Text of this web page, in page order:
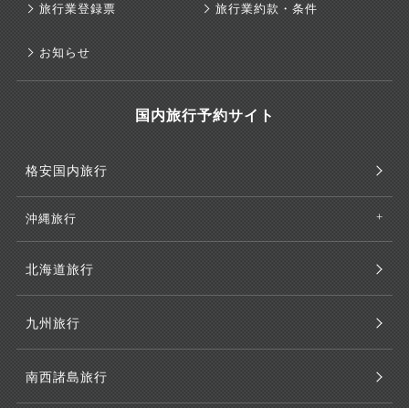
旅行業登録票 旅行業約款・条件
お知らせ
国内旅行予約サイト
格安国内旅行
沖縄旅行
北海道旅行
九州旅行
南西諸島旅行